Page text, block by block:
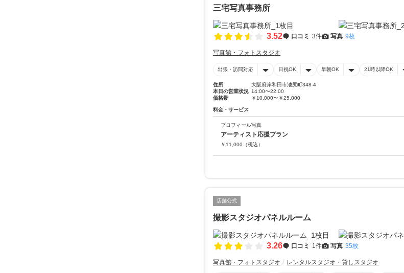
三宅写真事務所
3.52 口コミ 3件 写真 9枚
写真館・フォトスタジオ
出張・訪問対応 日祝OK 早朝OK 21時以降OK
住所
大阪府岸和田市池尻町348-4
本日の営業状況 14:00〜22:00
価格帯
￥10,000〜￥25,000
料金・サービス
プロフィール写真
アーティスト応援プラン
￥ 11,000 （税込）
店舗公式
撮影スタジオパネルルーム
3.26 口コミ 1件 写真 35枚
写真館・フォトスタジオ レンタルスタジオ・貸しスタジオ